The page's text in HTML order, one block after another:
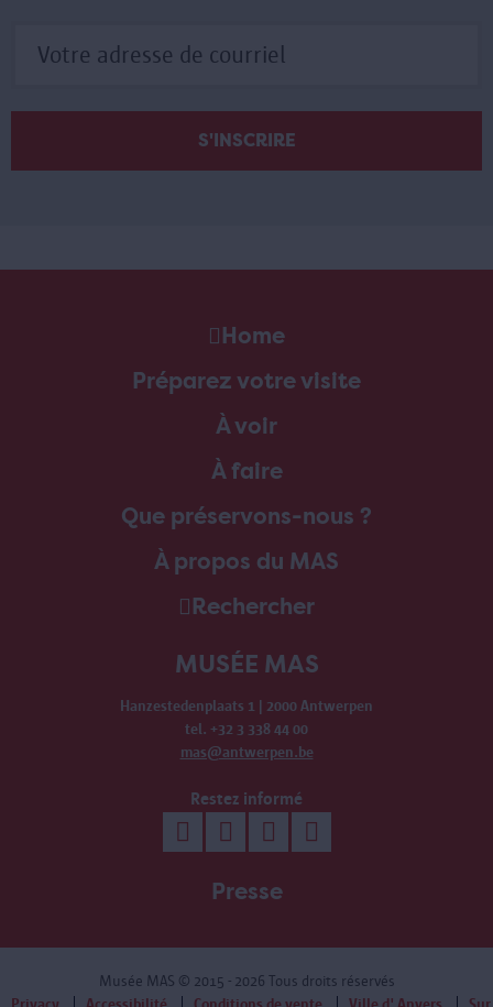
Home
Préparez votre visite
À voir
À faire
Que préservons-nous ?
À propos du MAS
Rechercher
MUSÉE MAS
Hanzestedenplaats 1 | 2000 Antwerpen
tel. +32 3 338 44 00
mas@antwerpen.be
Restez informé
Presse
Musée MAS © 2015 - 2026 Tous droits réservés